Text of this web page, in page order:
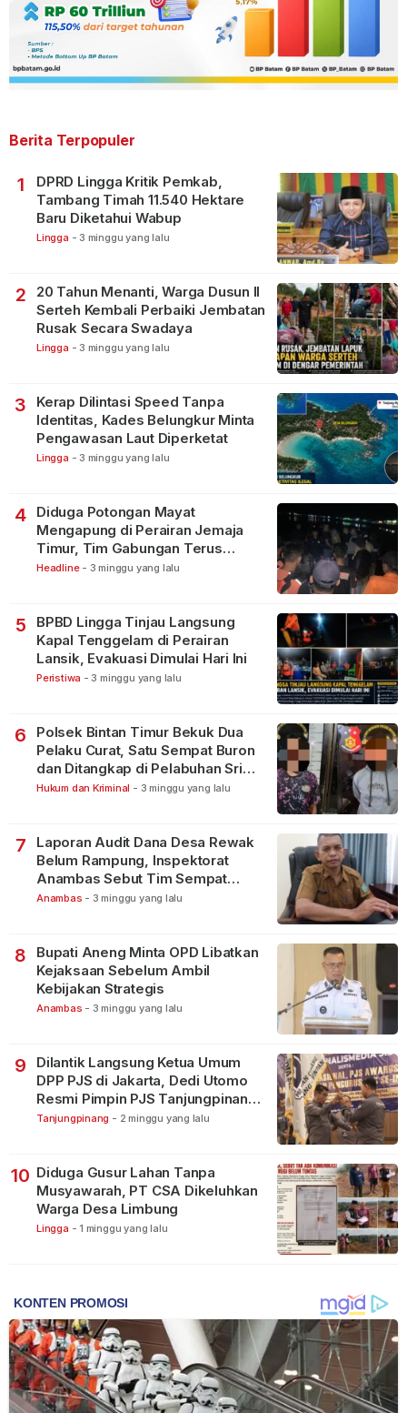
Berita Terpopuler
1
DPRD Lingga Kritik Pemkab,
Tambang Timah 11.540 Hektare
Baru Diketahui Wabup
Lingga - 3 minggu yang lalu
2
20 Tahun Menanti, Warga Dusun II
Serteh Kembali Perbaiki Jembatan
Rusak Secara Swadaya
Lingga - 3 minggu yang lalu
3
Kerap Dilintasi Speed Tanpa
Identitas, Kades Belungkur Minta
Pengawasan Laut Diperketat
Lingga - 3 minggu yang lalu
4
Diduga Potongan Mayat
Mengapung di Perairan Jemaja
Timur, Tim Gabungan Terus
Lakukan Pencarian
Headline - 3 minggu yang lalu
5
BPBD Lingga Tinjau Langsung
Kapal Tenggelam di Perairan
Lansik, Evakuasi Dimulai Hari Ini
Peristiwa - 3 minggu yang lalu
6
Polsek Bintan Timur Bekuk Dua
Pelaku Curat, Satu Sempat Buron
dan Ditangkap di Pelabuhan Sri
Bintan Pura
Hukum dan Kriminal - 3 minggu yang lalu
7
Laporan Audit Dana Desa Rewak
Belum Rampung, Inspektorat
Anambas Sebut Tim Sempat
Terbagi Tangani Kasus Lain
Anambas - 3 minggu yang lalu
8
Bupati Aneng Minta OPD Libatkan
Kejaksaan Sebelum Ambil
Kebijakan Strategis
Anambas - 3 minggu yang lalu
9
Dilantik Langsung Ketua Umum
DPP PJS di Jakarta, Dedi Utomo
Resmi Pimpin PJS Tanjungpinang-
Bintan
Tanjungpinang - 2 minggu yang lalu
10 Diduga Gusur Lahan Tanpa
Musyawarah, PT CSA Dikeluhkan
Warga Desa Limbung
Lingga - 1 minggu yang lalu